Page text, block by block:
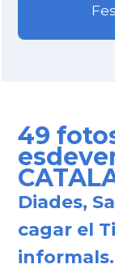
49
Diades,
cagar el